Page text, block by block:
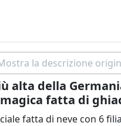
la descrizione
alta della
fatta di
fatta di neve con 6